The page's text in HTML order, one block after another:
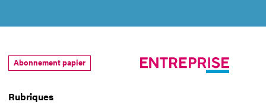
Rubriques
Abonnement papier